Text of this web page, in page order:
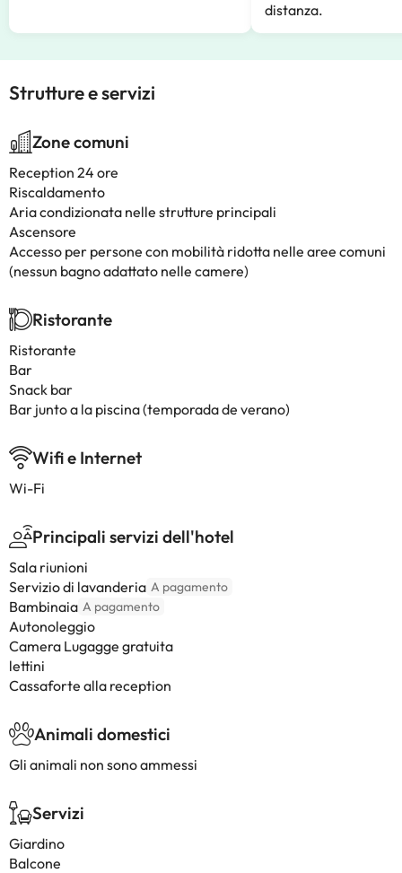
distanza.
Strutture e servizi
Zone comuni
Reception 24 ore
Riscaldamento
Aria condizionata nelle strutture principali
Ascensore
Accesso per persone con mobilità ridotta nelle aree comuni
(nessun bagno adattato nelle camere)
Ristorante
Ristorante
Bar
Snack bar
Bar junto a la piscina (temporada de verano)
Wifi e Internet
Wi-Fi
Principali servizi dell'hotel
Sala riunioni
Servizio di lavanderia A pagamento
Bambinaia A pagamento
Autonoleggio
Camera Lugagge gratuita
lettini
Cassaforte alla reception
Animali domestici
Gli animali non sono ammessi
Servizi
Giardino
Balcone